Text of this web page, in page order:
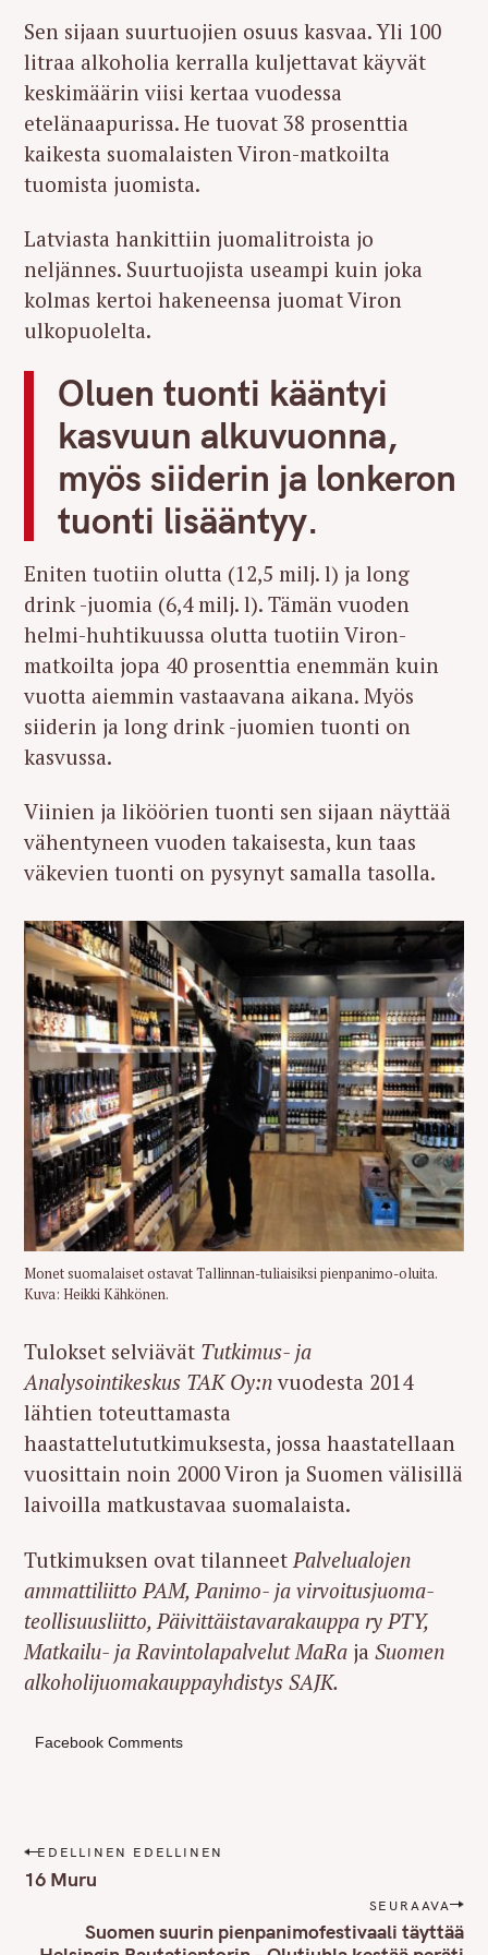
Sen sijaan suurtuojien osuus kasvaa. Yli 100
litraa alkoholia kerralla kuljettavat käyvät
keskimäärin viisi kertaa vuodessa
etelänaapurissa. He tuovat 38 prosenttia
kaikesta suomalaisten Viron-matkoilta
tuomista juomista.
Latviasta hankittiin juomalitroista jo
neljännes. Suurtuojista useampi kuin joka
kolmas kertoi hakeneensa juomat Viron
ulkopuolelta.
Oluen tuonti kääntyi
kasvuun alkuvuonna,
myös siiderin ja lonkeron
tuonti lisääntyy.
Eniten tuotiin olutta (12,5 milj. l) ja long
drink -juomia (6,4 milj. l). Tämän vuoden
helmi-huhtikuussa olutta tuotiin Viron-
matkoilta jopa 40 prosenttia enemmän kuin
vuotta aiemmin vastaavana aikana. Myös
siiderin ja long drink -juomien tuonti on
kasvussa.
Viinien ja liköörien tuonti sen sijaan näyttää
vähentyneen vuoden takaisesta, kun taas
väkevien tuonti on pysynyt samalla tasolla.
Monet suomalaiset ostavat Tallinnan-tuliaisiksi pienpanimo-oluita.
Kuva: Heikki Kähkönen.
Tulokset selviävät Tutkimus- ja
Analysointikeskus TAK Oy:n vuodesta 2014
lähtien toteuttamasta
haastattelututkimuksesta, jossa haastatellaan
vuosittain noin 2000 Viron ja Suomen välisillä
laivoilla matkustavaa suomalaista.
Tutkimuksen ovat tilanneet Palvelualojen
ammattiliitto PAM, Panimo- ja virvoitusjuoma-
teollisuusliitto, Päivittäistavarakauppa ry PTY,
Matkailu- ja Ravintolapalvelut MaRa ja Suomen
alkoholijuomakauppayhdistys SAJK.
Facebook Comments
P
o
EDELLINEN EDELLINEN
16 Muru
SEURAAVA
Suomen suurin pienpanimofestivaali täyttää